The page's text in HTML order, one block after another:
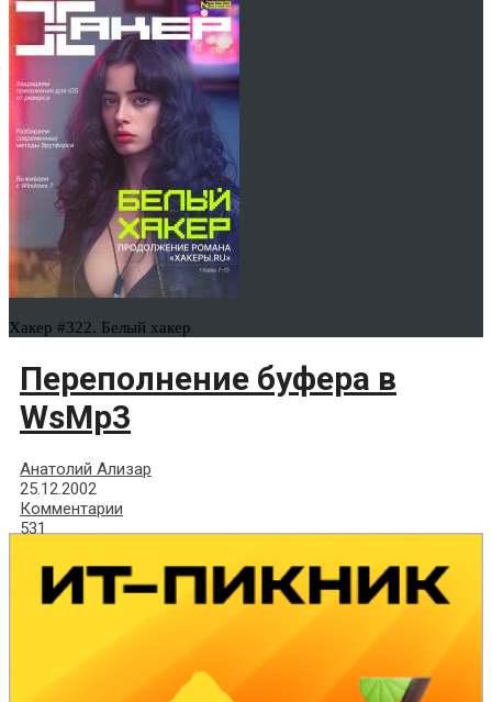
Хакер #322. Белый хакер
Переполнение буфера в
WsMp3
Анатолий Ализар
25.12.2002
Комментарии
531